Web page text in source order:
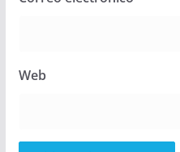
Web